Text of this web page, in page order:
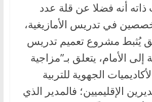
ذاته أنه فضلا عن قلة عدد
في تدريس الأمازيغية،
يُثبط مشروع تعميم تدريس
إلى الأمام، يتعلق بـ”مزاجية
الجهوية للتربية
الإقليميين؛ فالمدير الذي